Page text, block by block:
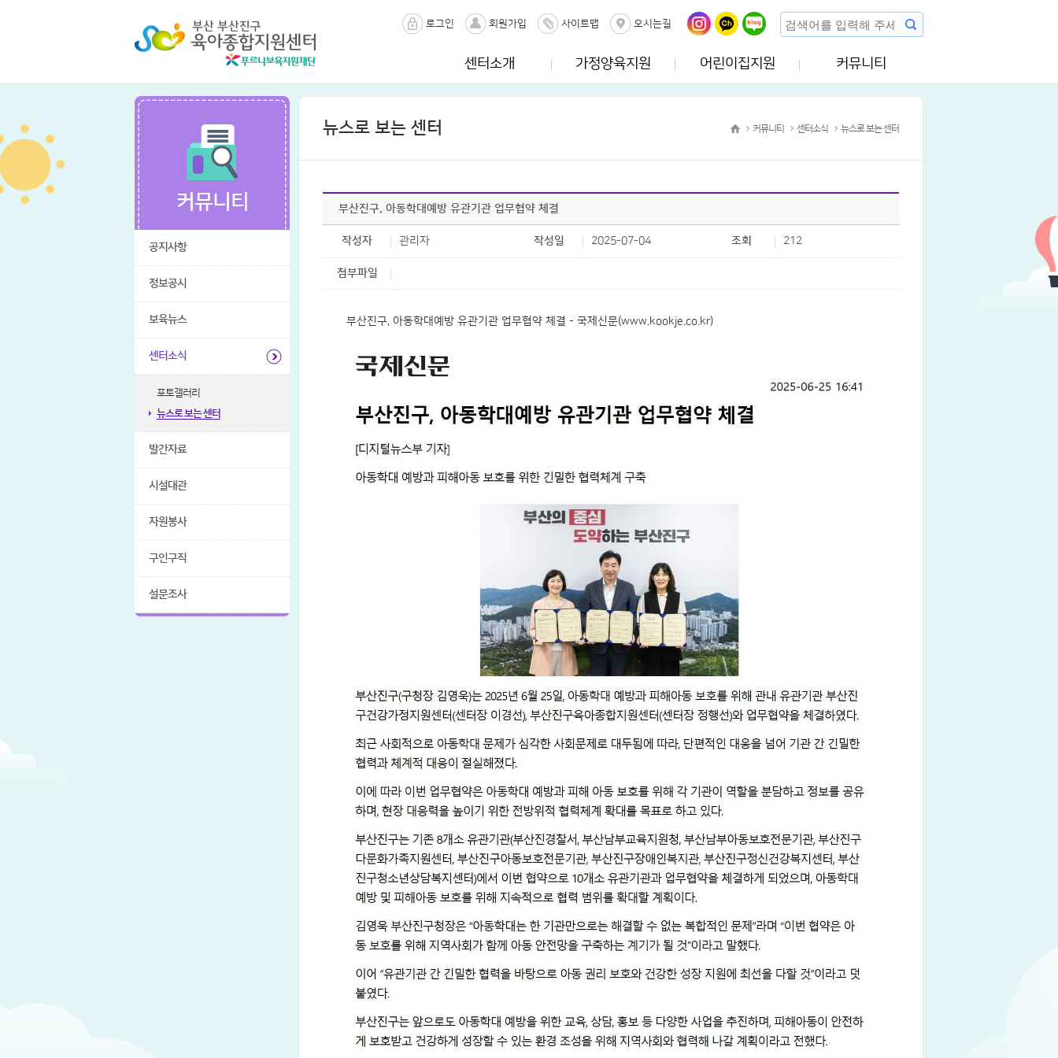
로그인 회원가입 사이트맵 오시는길
센터소개 가정양육지원 어린이집지원 커뮤니티
커뮤니티
공지사항
정보공시
보육뉴스
센터소식
포토갤러리
뉴스로 보는 센터
발간자료
시설대관
자원봉사
구인구직
설문조사
뉴스로 보는 센터 커뮤니티 센터소식 뉴스로 보는 센터
부산진구, 아동학대예방 유관기관 업무협약 체결
작성자 관리자 작성일 2025-07-04 조회 212
첨부파일
부산진구, 아동학대예방 유관기관 업무협약 체결 - 국제신문(www.kookje.co.kr)